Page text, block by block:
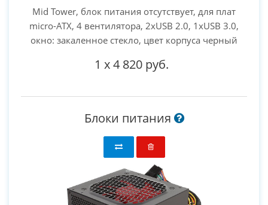
Mid Tower, блок питания отсутствует, для плат
micro-ATX, 4 вентилятора, 2xUSB 2.0, 1xUSB 3.0,
окно: закаленное стекло, цвет корпуса черный
1 x4 820 руб.
Блоки питания